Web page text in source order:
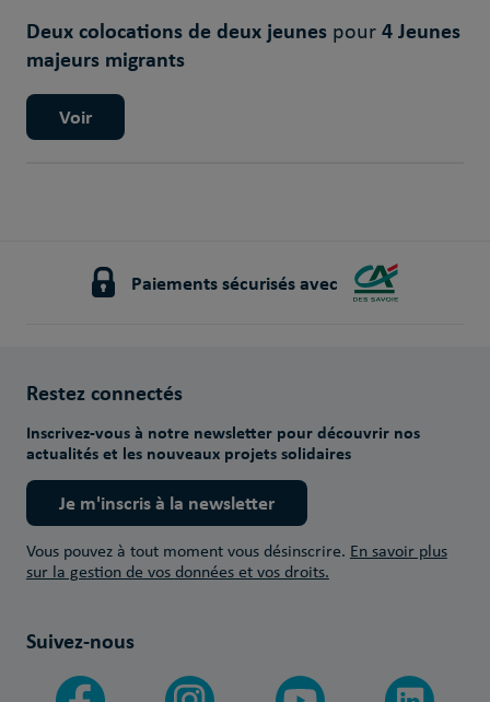
Deux colocations de deux jeunes pour4 Jeunes
majeurs migrants
Voir
Paiements sécurisés avec
Restez connectés
Inscrivez-vous à notre newsletter pour découvrir nos
actualités et les nouveaux projets solidaires
Je m'inscris à la newsletter
Vous pouvez à tout moment vous désinscrire. En savoir plus
sur la gestion de vos données et vos droits.
Suivez-nous